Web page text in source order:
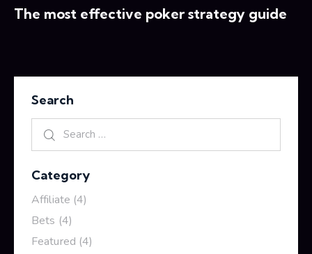
The most effective poker strategy guide
Search
Category
Affiliate (4)
Bets (4)
Featured (4)